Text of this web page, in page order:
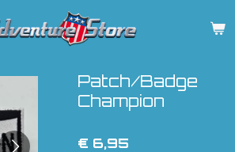
Patch/Badge
Champion
€ 6,95